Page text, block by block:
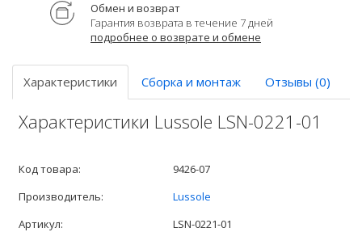
Обмен и возврат
Гарантия возврата в течение 7 дней
подробнее о возврате и обмене
Характеристики Сборка и монтаж Отзывы (0)
Характеристики Lussole LSN-0221-01
Код товара:
9426-07
Производитель:
Lussole
Артикул:
LSN-0221-01